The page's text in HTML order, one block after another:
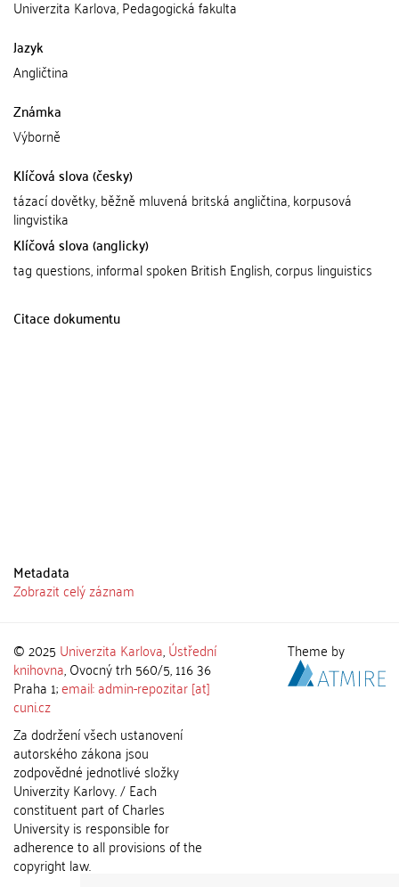
Univerzita Karlova, Pedagogická fakulta
Jazyk
Angličtina
Známka
Výborně
Klíčová slova (česky)
tázací dovětky, běžně mluvená britská angličtina, korpusová
lingvistika
Klíčová slova (anglicky)
tag questions, informal spoken British English, corpus linguistics
Citace dokumentu
Metadata
Zobrazit celý záznam
© 2025 Univerzita Karlova,Ústřední
knihovna, Ovocný trh 560/5, 116 36
Praha 1;email: admin-repozitar [at]
cuni.cz
Za dodržení všech ustanovení
autorského zákona jsou
zodpovědné jednotlivé složky
Univerzity Karlovy. / Each
constituent part of Charles
University is responsible for
adherence to all provisions of the
copyright law.
Theme by